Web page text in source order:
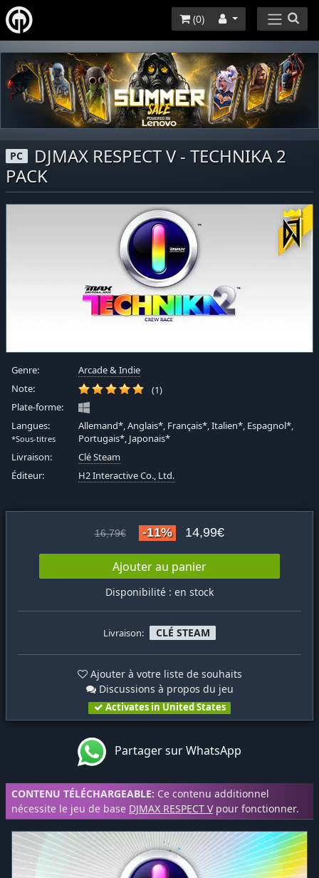
(0)
PC
DJMAX RESPECT V - TECHNIKA 2
PACK
Genre:
Arcade & Indie
Note:
(1)
Plate-forme:
Langues:
*Sous-titres
Allemand*, Anglais*, Français*, Italien*, Espagnol*,
Portugais*, Japonais*
Livraison:
Clé Steam
Éditeur:
H2 Interactive Co., Ltd.
16,79€ -11% 14,99€
Ajouter au panier
Disponibilité : en stock
Livraison: CLÉ STEAM
Ajouter à votre liste de souhaits
Discussions à propos du jeu
Activates in United States
Partager sur WhatsApp
CONTENU TÉLÉCHARGEABLE: Ce contenu additionnel
nécessite le jeu de base DJMAX RESPECT Vpour fonctionner.